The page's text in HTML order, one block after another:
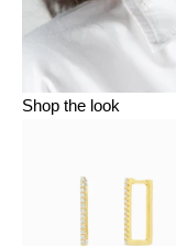
Shop the look